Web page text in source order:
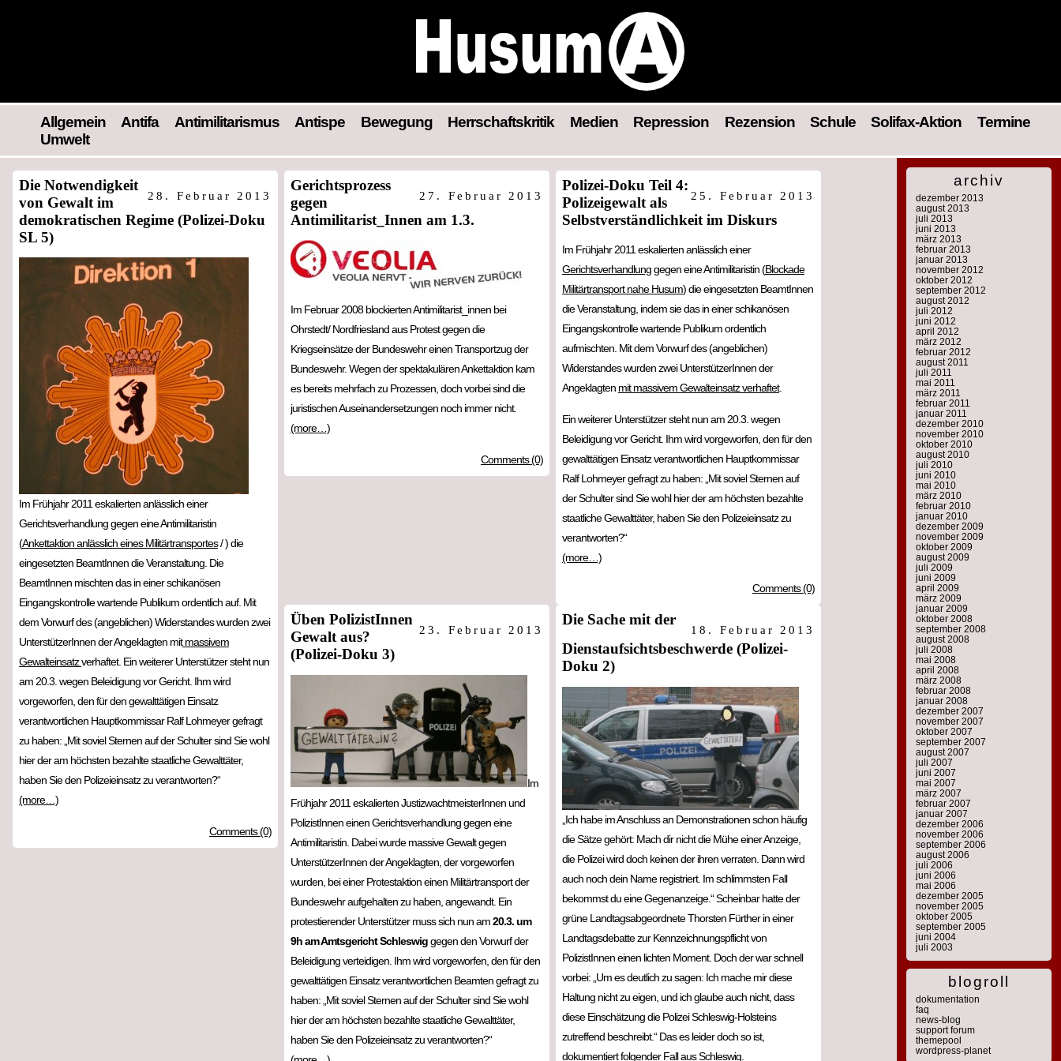
Allgemein Antifa Antimilitarismus Antispe Bewegung Herrschaftskritik Medien Repression Rezension Schule Solifax-Aktion
Termine
Umwelt
archiv
dezember 2013
august 2013
juli 2013
juni 2013
märz 2013
februar 2013
januar 2013
november 2012
oktober 2012
september 2012
august 2012
juli 2012
juni 2012
april 2012
märz 2012
februar 2012
august 2011
juli 2011
mai 2011
märz 2011
februar 2011
januar 2011
dezember 2010
november 2010
oktober 2010
august 2010
juli 2010
juni 2010
mai 2010
märz 2010
februar 2010
januar 2010
dezember 2009
november 2009
oktober 2009
august 2009
juli 2009
juni 2009
april 2009
märz 2009
januar 2009
oktober 2008
september 2008
august 2008
juli 2008
mai 2008
april 2008
märz 2008
februar 2008
januar 2008
dezember 2007
november 2007
oktober 2007
september 2007
august 2007
juli 2007
juni 2007
mai 2007
märz 2007
februar 2007
januar 2007
dezember 2006
november 2006
september 2006
august 2006
juli 2006
juni 2006
mai 2006
dezember 2005
november 2005
oktober 2005
september 2005
juni 2004
juli 2003
blogroll
dokumentation
faq
news-blog
support forum
themepool
wordpress-planet
28. Februar 2013
Die Notwendigkeit
von Gewalt im
demokratischen Regime (Polizei-Doku
SL 5)
Im Frühjahr 2011 eskalierten anlässlich einer
Gerichtsverhandlung gegen eine Antimilitaristin
(Ankettaktion anlässlich eines Militärtransportes/ ) die
eingesetzten BeamtInnen die Veranstaltung. Die
BeamtInnen mischten das in einer schikanösen
Eingangskontrolle wartende Publikum ordentlich auf. Mit
dem Vorwurf des (angeblichen) Widerstandes wurden zwei
UnterstützerInnen der Angeklagten mitmassivem
Gewalteinsatzverhaftet. Ein weiterer Unterstützer steht nun
am 20.3. wegen Beleidigung vor Gericht. Ihm wird
vorgeworfen, den für den gewalttätigen Einsatz
verantwortlichen Hauptkommissar Ralf Lohmeyer gefragt
zu haben: „Mit soviel Sternen auf der Schulter sind Sie wohl
hier der am höchsten bezahlte staatliche Gewalttäter,
haben Sie den Polizeieinsatz zu verantworten?“
(more…)
Comments (0)
27. Februar 2013
Gerichtsprozess
gegen
Antimilitarist_Innen am 1.3.
Im Februar 2008 blockierten Antimilitarist_innen bei
Ohrstedt/ Nordfriesland aus Protest gegen die
Kriegseinsätze der Bundeswehr einen Transportzug der
Bundeswehr. Wegen der spektakulären Ankettaktion kam
es bereits mehrfach zu Prozessen, doch vorbei sind die
juristischen Auseinandersetzungen noch immer nicht.
(more…)
Comments (0)
25. Februar 2013
Polizei-Doku Teil 4:
Polizeigewalt als
Selbstverständlichkeit im Diskurs
Im Frühjahr 2011 eskalierten anlässlich einer
Gerichtsverhandlunggegen eine Antimilitaristin (Blockade
Militärtransport nahe Husum) die eingesetzten BeamtInnen
die Veranstaltung, indem sie das in einer schikanösen
Eingangskontrolle wartende Publikum ordentlich
aufmischten. Mit dem Vorwurf des (angeblichen)
Widerstandes wurden zwei UnterstützerInnen der
Angeklagten mit massivem Gewalteinsatz verhaftet.
Ein weiterer Unterstützer steht nun am 20.3. wegen
Beleidigung vor Gericht. Ihm wird vorgeworfen, den für den
gewalttätigen Einsatz verantwortlichen Hauptkommissar
Ralf Lohmeyer gefragt zu haben: „Mit soviel Sternen auf
der Schulter sind Sie wohl hier der am höchsten bezahlte
staatliche Gewalttäter, haben Sie den Polizeieinsatz zu
verantworten?“
(more…)
Comments (0)
23. Februar 2013
Üben PolizistInnen
Gewalt aus?
(Polizei-Doku 3)
Im
Frühjahr 2011 eskalierten JustizwachtmeisterInnen und
PolizistInnen einen Gerichtsverhandlung gegen eine
Antimilitaristin. Dabei wurde massive Gewalt gegen
UnterstützerInnen der Angeklagten, der vorgeworfen
wurden, bei einer Protestaktion einen Militärtransport der
Bundeswehr aufgehalten zu haben, angewandt. Ein
protestierender Unterstützer muss sich nun am20.3. um
9h am Amtsgericht Schleswiggegen den Vorwurf der
Beleidigung verteidigen. Ihm wird vorgeworfen, den für den
gewalttätigen Einsatz verantwortlichen Beamten gefragt zu
haben: „Mit soviel Sternen auf der Schulter sind Sie wohl
hier der am höchsten bezahlte staatliche Gewalttäter,
haben Sie den Polizeieinsatz zu verantworten?“
18. Februar 2013
Die Sache mit der
Dienstaufsichtsbeschwerde (Polizei-
Doku 2)
„Ich habe im Anschluss an Demonstrationen schon häufig
die Sätze gehört: Mach dir nicht die Mühe einer Anzeige,
die Polizei wird doch keinen der ihren verraten. Dann wird
auch noch dein Name registriert. Im schlimmsten Fall
bekommst du eine Gegenanzeige.“ Scheinbar hatte der
grüne Landtagsabgeordnete Thorsten Fürther in einer
Landtagsdebatte zur Kennzeichnungspflicht von
PolizistInnen einen lichten Moment. Doch der war schnell
vorbei: „Um es deutlich zu sagen: Ich mache mir diese
Haltung nicht zu eigen, und ich glaube auch nicht, dass
diese Einschätzung die Polizei Schleswig-Holsteins
zutreffend beschreibt.“ Das es leider doch so ist,
dokumentiert folgender Fall aus Schleswig.